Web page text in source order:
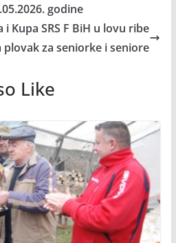
godine
Kupa SRS F BiH u lovu ribe
plovak za seniorke i seniore
Like